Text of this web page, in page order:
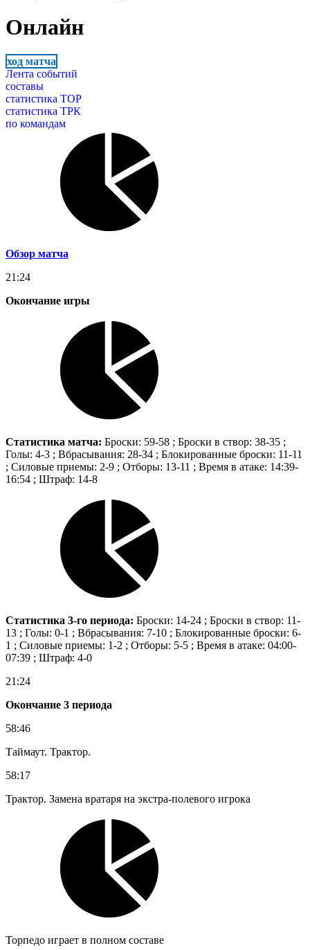
Онлайн
ход матча
Лента событий
составы
статистика ТОР
статистика ТРК
по командам
Обзор матча
21:24
Окончание игры
Статистика матча: Броски: 59-58 ; Броски в створ: 38-35 ;
Голы: 4-3 ; Вбрасывания: 28-34 ; Блокированные броски: 11-11
; Силовые приемы: 2-9 ; Отборы: 13-11 ; Время в атаке: 14:39-
16:54 ; Штраф: 14-8
Статистика 3-го периода: Броски: 14-24 ; Броски в створ: 11-
13 ; Голы: 0-1 ; Вбрасывания: 7-10 ; Блокированные броски: 6-
1 ; Силовые приемы: 1-2 ; Отборы: 5-5 ; Время в атаке: 04:00-
07:39 ; Штраф: 4-0
21:24
Окончание 3 периода
58:46
Таймаут. Трактор.
58:17
Трактор. Замена вратаря на экстра-полевого игрока
Торпедо играет в полном составе